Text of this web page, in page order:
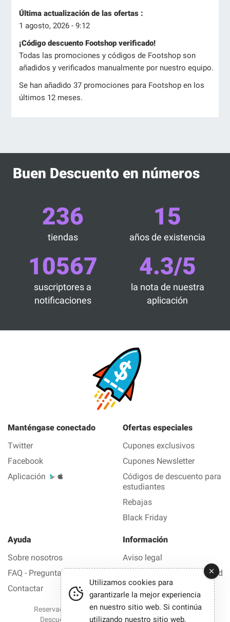
Última actualización de las ofertas :
1 agosto, 2026 - 9:12
¡Código descuento Footshop verificado!
Todas las promociones y códigos de Footshop son
añadidos y verificados manualmente por nuestro equipo.
Se han añadido 37 promociones para Footshop en los
últimos 12 meses.
Buen Descuento en números
236
tiendas
15
años de existencia
10567
suscriptores a
notificaciones
4.3/5
la nota de nuestra
aplicación
Manténgase conectado
Twitter
Facebook
Aplicación
Ofertas especiales
Cupones exclusivos
Cupones Newsletter
Códigos de descuento para
estudiantes
Rebajas
Black Friday
Ayuda
Sobre nosotros
FAQ - Preguntas frecuentes
Contactar
Información
Aviso legal
Política de confidencialidad
Reservados todos los derechos © 2012-2026 Buen
Descuento — Todas las ofertas y los códigos de
Utilizamos cookies para
garantizarle la mejor experiencia
en nuestro sitio web. Si continúa
utilizando nuestro sitio web,